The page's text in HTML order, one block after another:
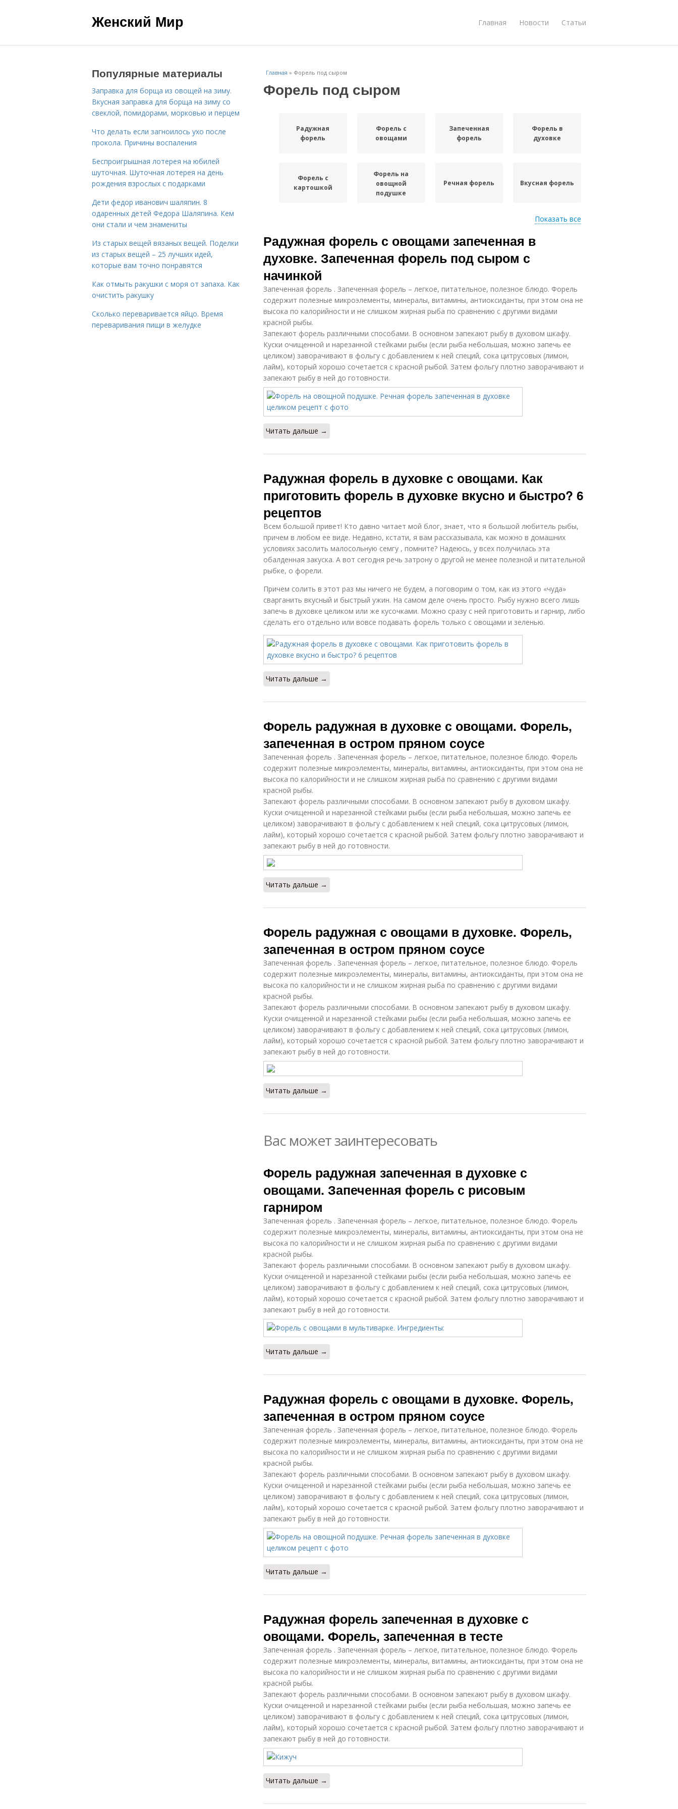
Женский Мир Главная Новости Статьи
Главная » Форель под сыром
Форель под сыром
Радужная
форель
Форель с
овощами
Запеченная
форель
Форель в
духовке
Форель с
картошкой
Форель на
овощной
подушке
Речная форель Вкусная форель
форели
Показать все
Радужная форель с овощами запеченная в
духовке. Запеченная форель под сыром с
начинкой
Запеченная форель . Запеченная форель – легкое, питательное, полезное блюдо. Форель
содержит полезные микроэлементы, минералы, витамины, антиоксиданты, при этом она не
высока по калорийности и не слишком жирная рыба по сравнению с другими видами
красной рыбы.
Запекают форель различными способами. В основном запекают рыбу в духовом шкафу.
Куски очищенной и нарезанной стейками рыбы (если рыба небольшая, можно запечь ее
целиком) заворачивают в фольгу с добавлением к ней специй, сока цитрусовых (лимон,
лайм), который хорошо сочетается с красной рыбой. Затем фольгу плотно заворачивают и
запекают рыбу в ней до готовности.
Читать дальше →
Радужная форель в духовке с овощами. Как
приготовить форель в духовке вкусно и быстро? 6
рецептов
Всем большой привет! Кто давно читает мой блог, знает, что я большой любитель рыбы,
причем в любом ее виде. Недавно, кстати, я вам рассказывала, как можно в домашних
условиях засолить малосольную семгу , помните? Надеюсь, у всех получилась эта
обалденная закуска. А вот сегодня речь затрону о другой не менее полезной и питательной
рыбке, о форели.
Причем солить в этот раз мы ничего не будем, а поговорим о том, как из этого «чуда»
сварганить вкусный и быстрый ужин. На самом деле очень просто. Рыбу нужно всего лишь
запечь в духовке целиком или же кусочками. Можно сразу с ней приготовить и гарнир, либо
сделать его отдельно или вовсе подавать форель только с овощами и зеленью.
Читать дальше →
Форель радужная в духовке с овощами. Форель,
запеченная в остром пряном соусе
Запеченная форель . Запеченная форель – легкое, питательное, полезное блюдо. Форель
содержит полезные микроэлементы, минералы, витамины, антиоксиданты, при этом она не
высока по калорийности и не слишком жирная рыба по сравнению с другими видами
красной рыбы.
Запекают форель различными способами. В основном запекают рыбу в духовом шкафу.
Куски очищенной и нарезанной стейками рыбы (если рыба небольшая, можно запечь ее
целиком) заворачивают в фольгу с добавлением к ней специй, сока цитрусовых (лимон,
лайм), который хорошо сочетается с красной рыбой. Затем фольгу плотно заворачивают и
запекают рыбу в ней до готовности.
Читать дальше →
Форель радужная с овощами в духовке. Форель,
запеченная в остром пряном соусе
Запеченная форель . Запеченная форель – легкое, питательное, полезное блюдо. Форель
содержит полезные микроэлементы, минералы, витамины, антиоксиданты, при этом она не
высока по калорийности и не слишком жирная рыба по сравнению с другими видами
красной рыбы.
Запекают форель различными способами. В основном запекают рыбу в духовом шкафу.
Куски очищенной и нарезанной стейками рыбы (если рыба небольшая, можно запечь ее
целиком) заворачивают в фольгу с добавлением к ней специй, сока цитрусовых (лимон,
лайм), который хорошо сочетается с красной рыбой. Затем фольгу плотно заворачивают и
запекают рыбу в ней до готовности.
Читать дальше →
Вас может заинтересовать
Форель радужная запеченная в духовке с
овощами. Запеченная форель с рисовым
гарниром
Запеченная форель . Запеченная форель – легкое, питательное, полезное блюдо. Форель
содержит полезные микроэлементы, минералы, витамины, антиоксиданты, при этом она не
высока по калорийности и не слишком жирная рыба по сравнению с другими видами
красной рыбы.
Запекают форель различными способами. В основном запекают рыбу в духовом шкафу.
Куски очищенной и нарезанной стейками рыбы (если рыба небольшая, можно запечь ее
целиком) заворачивают в фольгу с добавлением к ней специй, сока цитрусовых (лимон,
лайм), который хорошо сочетается с красной рыбой. Затем фольгу плотно заворачивают и
запекают рыбу в ней до готовности.
Читать дальше →
Радужная форель с овощами в духовке. Форель,
запеченная в остром пряном соусе
Запеченная форель . Запеченная форель – легкое, питательное, полезное блюдо. Форель
содержит полезные микроэлементы, минералы, витамины, антиоксиданты, при этом она не
высока по калорийности и не слишком жирная рыба по сравнению с другими видами
красной рыбы.
Запекают форель различными способами. В основном запекают рыбу в духовом шкафу.
Куски очищенной и нарезанной стейками рыбы (если рыба небольшая, можно запечь ее
целиком) заворачивают в фольгу с добавлением к ней специй, сока цитрусовых (лимон,
лайм), который хорошо сочетается с красной рыбой. Затем фольгу плотно заворачивают и
запекают рыбу в ней до готовности.
Читать дальше →
Радужная форель запеченная в духовке с
овощами. Форель, запеченная в тесте
Запеченная форель . Запеченная форель – легкое, питательное, полезное блюдо. Форель
содержит полезные микроэлементы, минералы, витамины, антиоксиданты, при этом она не
высока по калорийности и не слишком жирная рыба по сравнению с другими видами
красной рыбы.
Запекают форель различными способами. В основном запекают рыбу в духовом шкафу.
Куски очищенной и нарезанной стейками рыбы (если рыба небольшая, можно запечь ее
целиком) заворачивают в фольгу с добавлением к ней специй, сока цитрусовых (лимон,
лайм), который хорошо сочетается с красной рыбой. Затем фольгу плотно заворачивают и
запекают рыбу в ней до готовности.
Читать дальше →
Популярные материалы
Заправка для борща из овощей на зиму.
Вкусная заправка для борща на зиму со
свеклой, помидорами, морковью и перцем
Что делать если загноилось ухо после
прокола. Причины воспаления
Беспроигрышная лотерея на юбилей
шуточная. Шуточная лотерея на день
рождения взрослых с подарками
Дети федор иванович шаляпин. 8
одаренных детей Федора Шаляпина. Кем
они стали и чем знамениты
Из старых вещей вязаных вещей. Поделки
из старых вещей – 25 лучших идей,
которые вам точно понравятся
Как отмыть ракушки с моря от запаха. Как
очистить ракушку
Сколько переваривается яйцо. Время
переваривания пищи в желудке